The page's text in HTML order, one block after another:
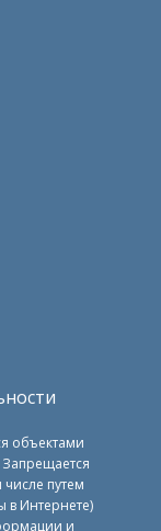
объектами
Запрещается
путем
в Интернете)
и